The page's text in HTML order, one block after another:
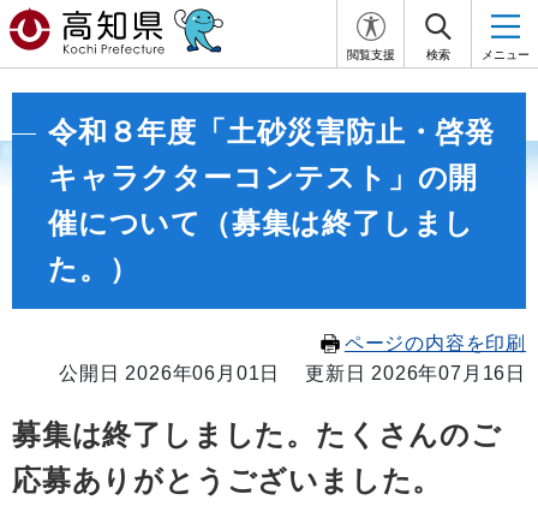
閲覧支援 検索 メニュー
令和８年度「土砂災害防止・啓発
キャラクターコンテスト」の開
催について（募集は終了しまし
た。）
ページの内容を印刷
公開日 2026年06月01日
更新日 2026年07月16日
募集は終了しました。たくさんのご
応募ありがとうございました。